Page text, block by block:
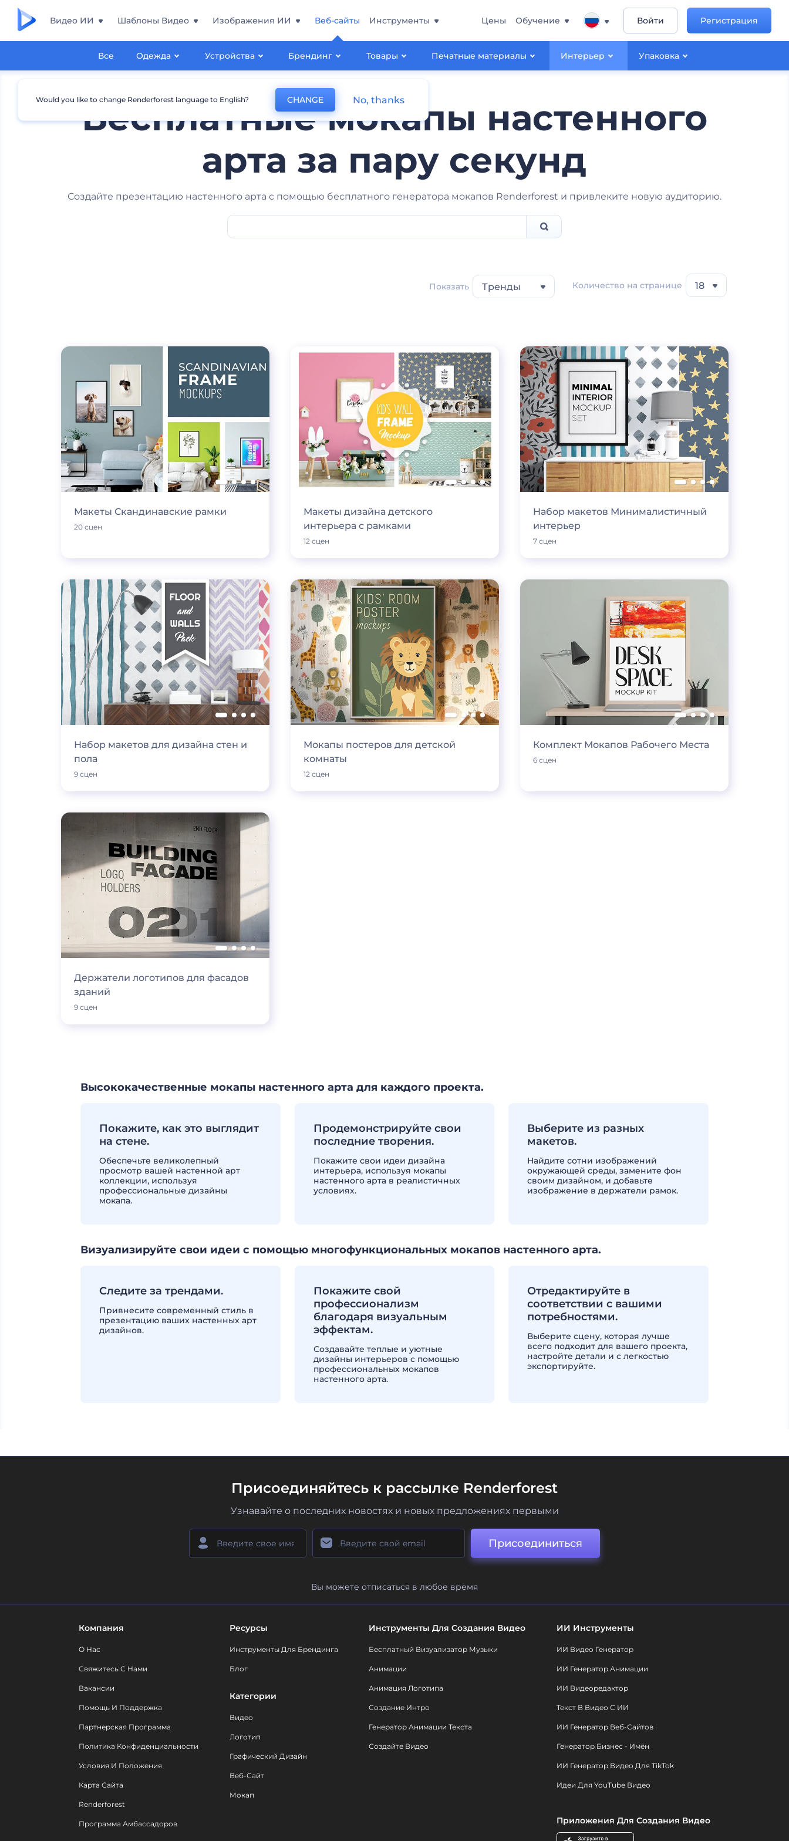
Видео ИИ Шаблоны Видео Изображения ИИ Веб-сайты
Все Одежда Устройства Брендинг Товары Печатные материалы Интерьер Упаковка
Инструменты Цены Обучение Войти Регистрация
Бесплатные мокапы настенного
арта за пару секунд
Создайте презентацию настенного арта с помощью бесплатного генератора мокапов Renderforest и привлеките новую аудиторию.
Показать Тренды Количество на странице 18
Макеты Скандинавские рамки
20 сцен
Макеты дизайна детского
интерьера с рамками
12 сцен
Набор макетов Минималистичный
интерьер
7 сцен
Набор макетов для дизайна стен и
пола
9 сцен
Мокапы постеров для детской
комнаты
12 сцен
Комплект Мокапов Рабочего Места
6 сцен
Держатели логотипов для фасадов
зданий
9 сцен
Высококачественные мокапы настенного арта для каждого проекта.
Покажите, как это выглядит
на стене.
Обеспечьте великолепный
просмотр вашей настенной арт
коллекции, используя
профессиональные дизайны
мокапа.
Продемонстрируйте свои
последние творения.
Покажите свои идеи дизайна
интерьера, используя мокапы
настенного арта в реалистичных
условиях.
Выберите из разных
макетов.
Найдите сотни изображений
окружающей среды, замените фон
своим дизайном, и добавьте
изображение в держатели рамок.
Визуализируйте свои идеи с помощью многофункциональных мокапов настенного арта.
Следите за трендами.
Привнесите современный стиль в
презентацию ваших настенных арт
дизайнов.
Покажите свой
профессионализм
благодаря визуальным
эффектам.
Создавайте теплые и уютные
дизайны интерьеров с помощью
профессиональных мокапов
настенного арта.
Отредактируйте в
соответствии с вашими
потребностями.
Выберите сцену, которая лучше
всего подходит для вашего проекта,
настройте детали и с легкостью
экспортируйте.
Присоединяйтесь к рассылке Renderforest
Узнавайте о последних новостях и новых предложениях первыми
Присоединиться
Вы можете отписаться в любое время
Компания
О Нас
Свяжитесь С Нами
Вакансии
Помощь И Поддержка
Партнерская Программа
Политика Конфиденциальности
Условия И Положения
Карта Сайта
Renderforest
Программа Амбассадоров
Ресурсы
Инструменты Для Брендинга
Блог
Категории
Видео
Логотип
Графический Дизайн
Веб-Сайт
Мокап
Инструменты Для Создания Видео
Бесплатный Визуализатор Музыки
Анимации
Анимация Логотипа
Создание Интро
Генератор Анимации Текста
Создайте Видео
ИИ Инструменты
ИИ Видео Генератор
ИИ Генератор Анимации
ИИ Видеоредактор
Текст В Видео С ИИ
ИИ Генератор Веб-Сайтов
Генератор Бизнес - Имён
ИИ Генератор Видео Для TikTok
Идеи Для YouTube Видео
Приложения Для Создания Видео
Would you like to change Renderforest language to English? CHANGE No, thanks